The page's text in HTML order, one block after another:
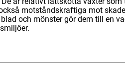
motståndskraftiga mot
och mönster gör dem till en